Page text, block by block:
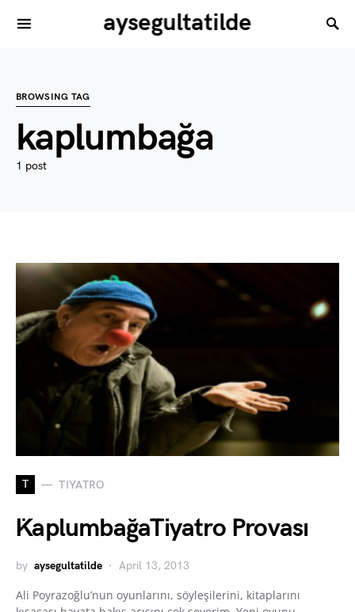
aysegultatilde
BROWSING TAG
kaplumbağa
1 post
T TIYATRO
¨Kaplumbağa¨Tiyatro Provası
by aysegultatilde April 13, 2013
Ali Poyrazoğlu’nun oyunlarını, söyleşilerini, kitaplarını